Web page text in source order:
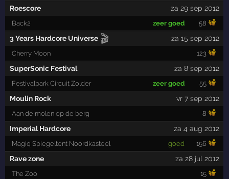
Roescore za 29 sep 2012
Back2 zeer goed 58
3 Years Hardcore Universe 🎬 za 15 sep 2012
Cherry Moon 123
SuperSonic Festival za 8 sep 2012
Festivalpark Circuit Zolder zeer goed 55
Moulin Rock vr 7 sep 2012
Aan de molen op de berg 8
Imperial Hardcore za 4 aug 2012
Magiq Spiegeltent Noordkasteel goed 156
Rave zone za 28 jul 2012
The Zoo 15